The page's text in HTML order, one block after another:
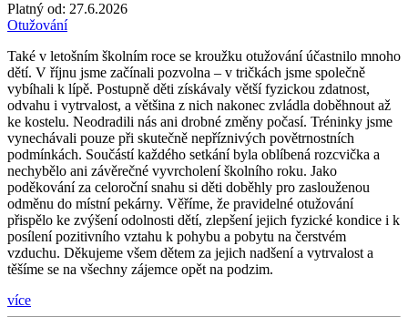
Platný od: 27.6.2026
Otužování
Také v letošním školním roce se kroužku otužování účastnilo mnoho
dětí. V říjnu jsme začínali pozvolna – v tričkách jsme společně
vybíhali k lípě. Postupně děti získávaly větší fyzickou zdatnost,
odvahu i vytrvalost, a většina z nich nakonec zvládla doběhnout až
ke kostelu. Neodradili nás ani drobné změny počasí. Tréninky jsme
vynechávali pouze při skutečně nepříznivých povětrnostních
podmínkách. Součástí každého setkání byla oblíbená rozcvička a
nechybělo ani závěrečné vyvrcholení školního roku. Jako
poděkování za celoroční snahu si děti doběhly pro zaslouženou
odměnu do místní pekárny. Věříme, že pravidelné otužování
přispělo ke zvýšení odolnosti dětí, zlepšení jejich fyzické kondice i k
posílení pozitivního vztahu k pohybu a pobytu na čerstvém
vzduchu. Děkujeme všem dětem za jejich nadšení a vytrvalost a
těšíme se na všechny zájemce opět na podzim.
více